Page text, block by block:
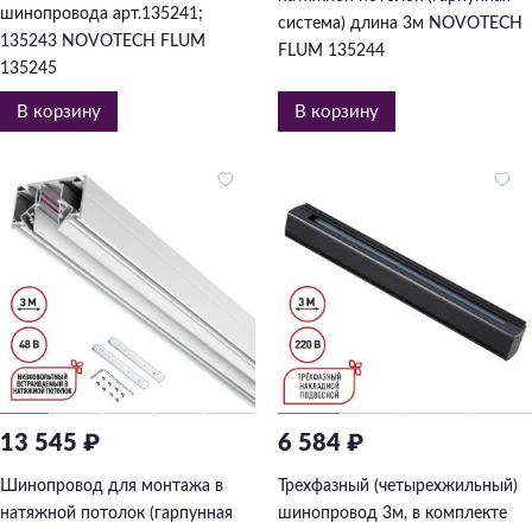
шинопровода арт.135241;
135243 NOVOTECH FLUM
135245
В корзину
система) длина 3м NOVOTECH
FLUM 135244
В корзину
13 545 ₽
Шинопровод для монтажа в
натяжной потолок (гарпунная
6 584 ₽
Трехфазный (четырехжильный)
шинопровод 3м, в комплекте